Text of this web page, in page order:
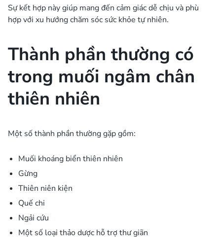
Sự kết hợp này giúp mang đến cảm giác dễ chịu và phù
hợp với xu hướng chăm sóc sức khỏe tự nhiên.
Thành phần thường có
trong muối ngâm chân
thiên nhiên
Một số thành phần thường gặp gồm:
Muối khoáng biển thiên nhiên
Gừng
Thiên niên kiện
Quế chi
Ngải cứu
Một số loại thảo dược hỗ trợ thư giãn